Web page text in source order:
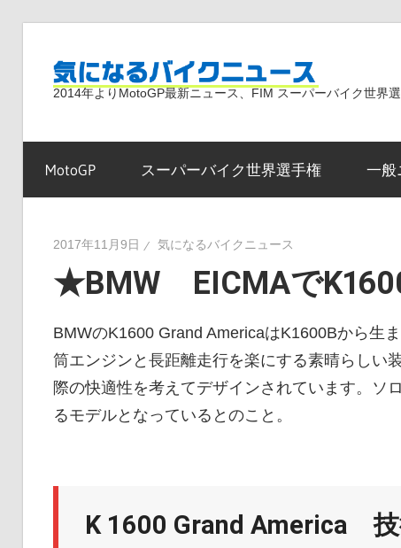
気
に
る
バ
2014年よりMotoGP最新ニュース、FIM スーパーバイク世界
MotoGP スーパーバイク世界選手権 一般
2017年11月9日 気になるバイクニュース
★BMW EICMAで
BMWのK1600 Grand AmericaはK1600Bから生
筒エンジンと長距離走行を楽にする素晴らしい
際の快適性を考えてデザインされています。ソ
るモデルとなっているとのこと。
K 1600 Grand America